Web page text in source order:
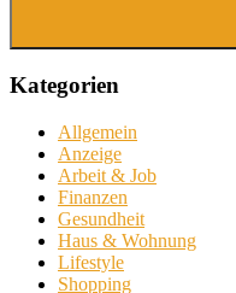
Kategorien
Allgemein
Anzeige
Arbeit & Job
Finanzen
Gesundheit
Haus & Wohnung
Lifestyle
Shopping